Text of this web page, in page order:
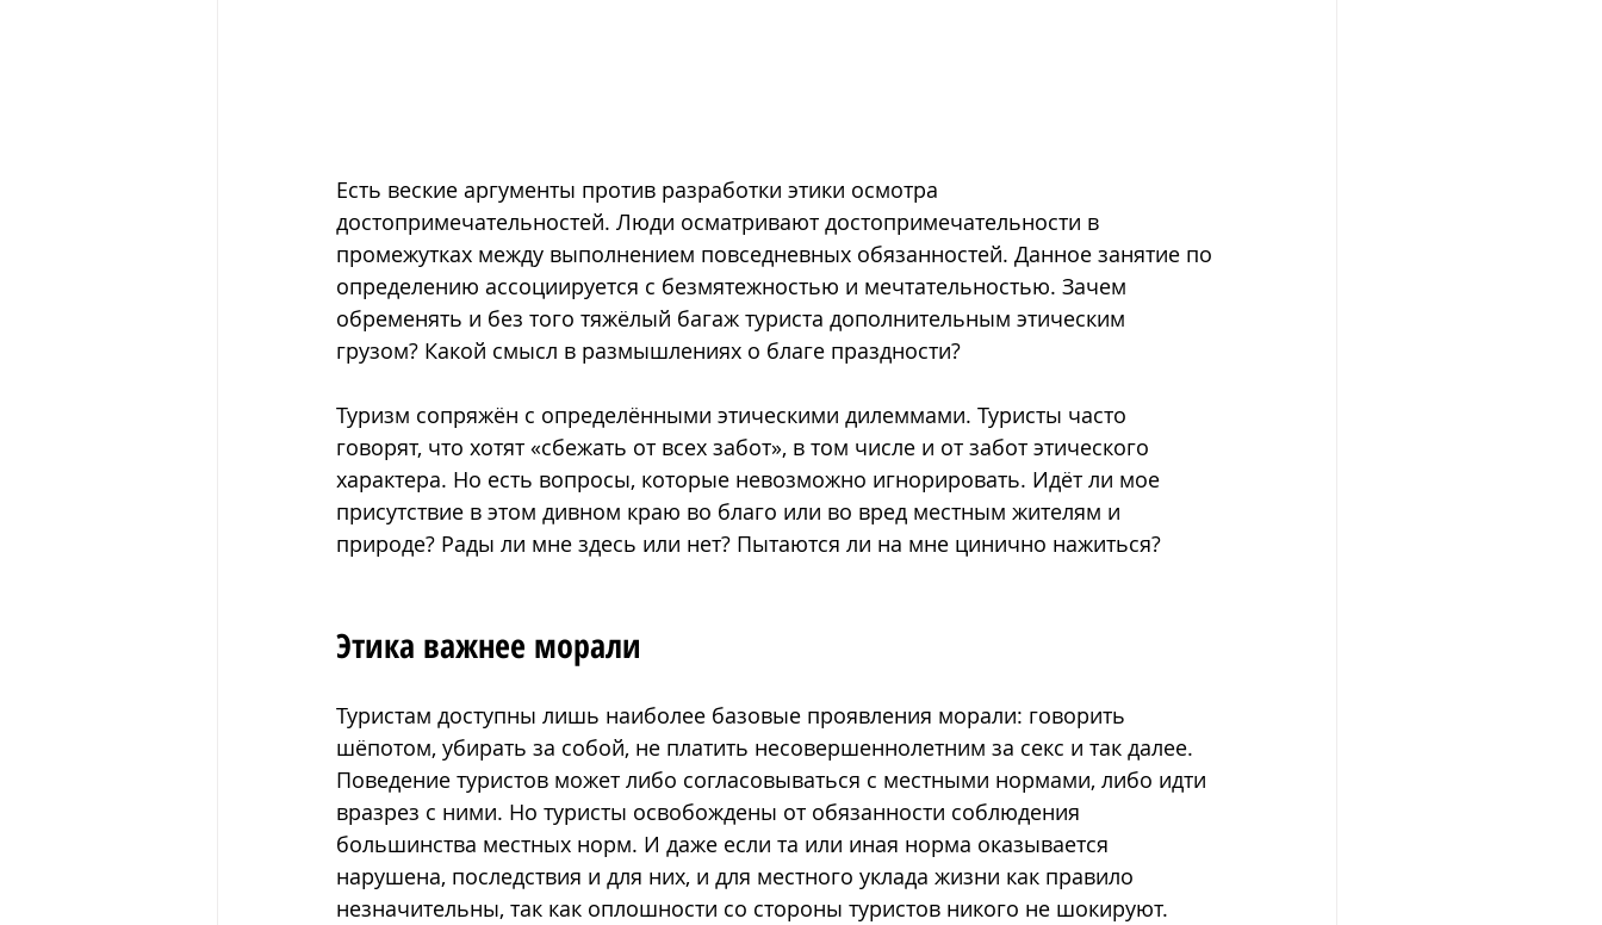
Есть веские аргументы против разработки этики осмотра
достопримечательностей. Люди осматривают достопримечательности в
промежутках между выполнением повседневных обязанностей. Данное занятие по
определению ассоциируется с безмятежностью и мечтательностью. Зачем
обременять и без того тяжёлый багаж туриста дополнительным этическим
грузом? Какой смысл в размышлениях о благе праздности?
Туризм сопряжён с определёнными этическими дилеммами. Туристы часто
говорят, что хотят «сбежать от всех забот», в том числе и от забот этического
характера. Но есть вопросы, которые невозможно игнорировать. Идёт ли мое
присутствие в этом дивном краю во благо или во вред местным жителям и
природе? Рады ли мне здесь или нет? Пытаются ли на мне цинично нажиться?
Этика важнее морали
Туристам доступны лишь наиболее базовые проявления морали: говорить
шёпотом, убирать за собой, не платить несовершеннолетним за секс и так далее.
Поведение туристов может либо согласовываться с местными нормами, либо идти
вразрез с ними. Но туристы освобождены от обязанности соблюдения
большинства местных норм. И даже если та или иная норма оказывается
нарушена, последствия и для них, и для местного уклада жизни как правило
незначительны, так как оплошности со стороны туристов никого не шокируют.